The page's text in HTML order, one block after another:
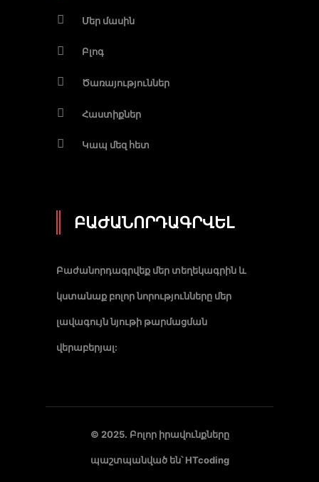
Մեր մասին
Բլոգ
Ծառայություններ
Հաստիքներ
Կապ մեզ հետ
ԲԱԺԱՆՈՐԴԱԳՐՎԵԼ
Բաժանորդագրվեք մեր տեղեկագրին և
կստանաք բոլոր նորությունները մեր
լավագույն նյութի թարմացման
վերաբերյալ:
© 2025. Բոլոր իրավունքները
պաշտպանված են՝HTcoding